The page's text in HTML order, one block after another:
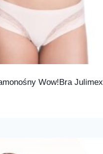
Wow!Bra Julimex